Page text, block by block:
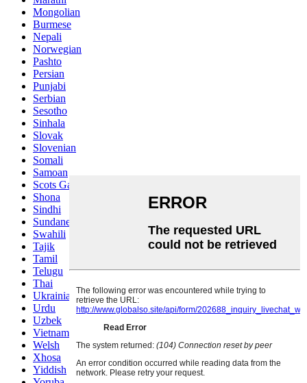
Mongolian
Burmese
Nepali
Norwegian
Pashto
Persian
Punjabi
Serbian
Sesotho
Sinhala
Slovak
Slovenian
Somali
Samoan
Scots Gaelic
Shona
Sindhi
Sundanese
Swahili
Tajik
Tamil
Telugu
Thai
Ukrainian
Urdu
Uzbek
Vietnamese
Welsh
Xhosa
Yiddish